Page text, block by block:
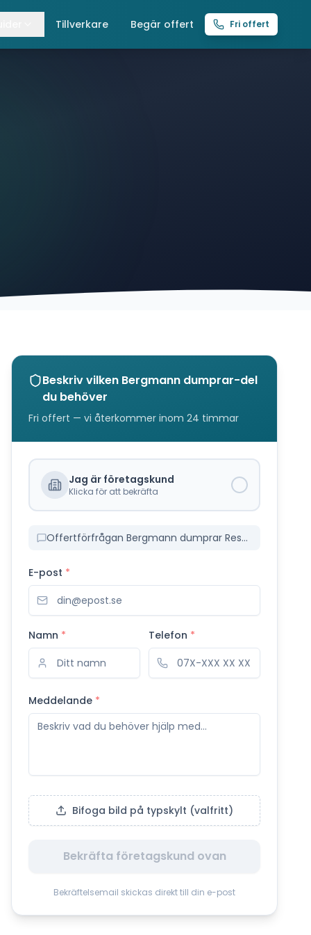
Tillverkare Begär offert Fri offert
Beskriv vilken Bergmann dumprar-del
du behöver
Fri offert — vi återkommer inom 24 timmar
Jag är företagskund
Klicka för att bekräfta
Offertförfrågan Bergmann dumprar Reservdelar
E-post *
Namn * Telefon *
Meddelande *
Bifoga bild på typskylt (valfritt)
Bekräfta företagskund ovan
Bekräftelsemail skickas direkt till din e-post